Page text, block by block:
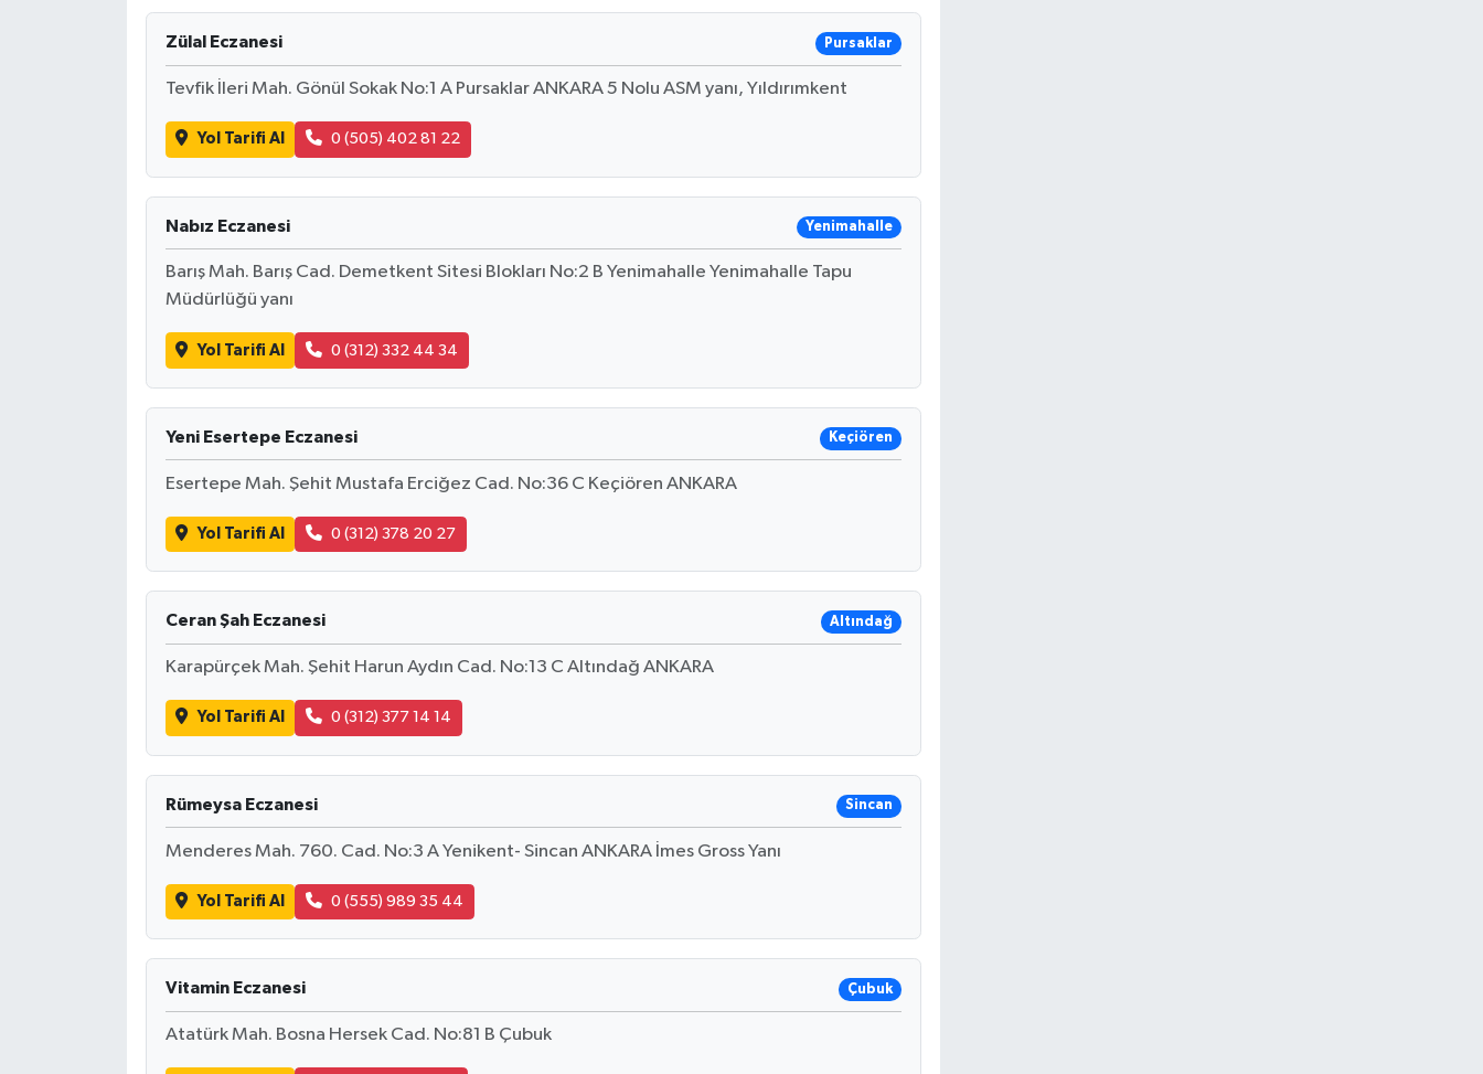
Zülal Eczanesi Pursaklar
Tevfik İleri Mah. Gönül Sokak No:1 A Pursaklar ANKARA 5 Nolu ASM yanı, Yıldırımkent
Yol Tarifi Al 0 (505) 402 81 22
Nabız Eczanesi Yenimahalle
Barış Mah. Barış Cad. Demetkent Sitesi Blokları No:2 B Yenimahalle Yenimahalle Tapu
Müdürlüğü yanı
Yol Tarifi Al 0 (312) 332 44 34
Yeni Esertepe Eczanesi Keçiören
Esertepe Mah. Şehit Mustafa Erciğez Cad. No:36 C Keçiören ANKARA
Yol Tarifi Al 0 (312) 378 20 27
Ceran Şah Eczanesi Altındağ
Karapürçek Mah. Şehit Harun Aydın Cad. No:13 C Altındağ ANKARA
Yol Tarifi Al 0 (312) 377 14 14
Rümeysa Eczanesi Sincan
Menderes Mah. 760. Cad. No:3 A Yenikent- Sincan ANKARA İmes Gross Yanı
Yol Tarifi Al 0 (555) 989 35 44
Vitamin Eczanesi Çubuk
Atatürk Mah. Bosna Hersek Cad. No:81 B Çubuk